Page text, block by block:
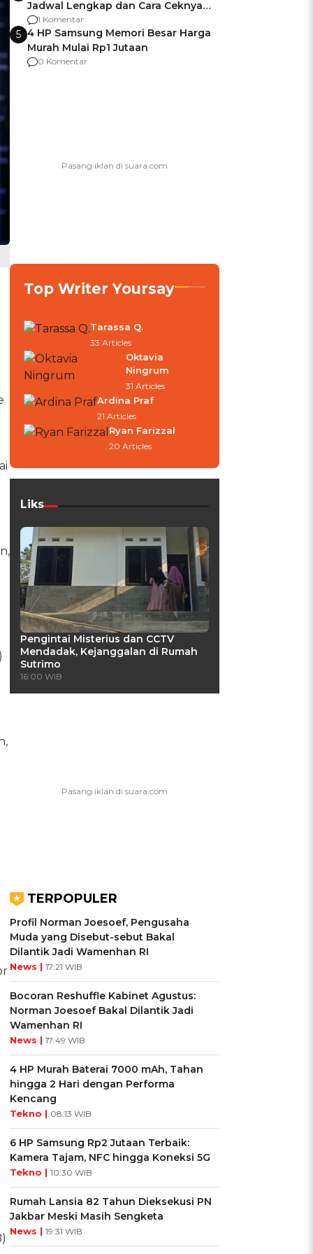
Jadwal Lengkap dan Cara Ceknya
agar Dana Tidak Hangus!
1 Komentar
5 4 HP Samsung Memori Besar Harga
Murah Mulai Rp1 Jutaan
0 Komentar
Top Writer Yoursay
Tarassa Q.
33 Articles
Oktavia
Ningrum
31 Articles
Ardina Praf
21 Articles
Ryan Farizzal
20 Articles
Liks
Pengintai Misterius dan CCTV
Mendadak, Kejanggalan di Rumah
Sutrimo
16:00 WIB
TERPOPULER
Profil Norman Joesoef, Pengusaha
Muda yang Disebut-sebut Bakal
Dilantik Jadi Wamenhan RI
News | 17:21 WIB
Bocoran Reshuffle Kabinet Agustus:
Norman Joesoef Bakal Dilantik Jadi
Wamenhan RI
News | 17:49 WIB
4 HP Murah Baterai 7000 mAh, Tahan
hingga 2 Hari dengan Performa
Kencang
Tekno | 08:13 WIB
6 HP Samsung Rp2 Jutaan Terbaik:
Kamera Tajam, NFC hingga Koneksi 5G
Tekno | 10:30 WIB
Rumah Lansia 82 Tahun Dieksekusi PN
Jakbar Meski Masih Sengketa
News | 19:31 WIB